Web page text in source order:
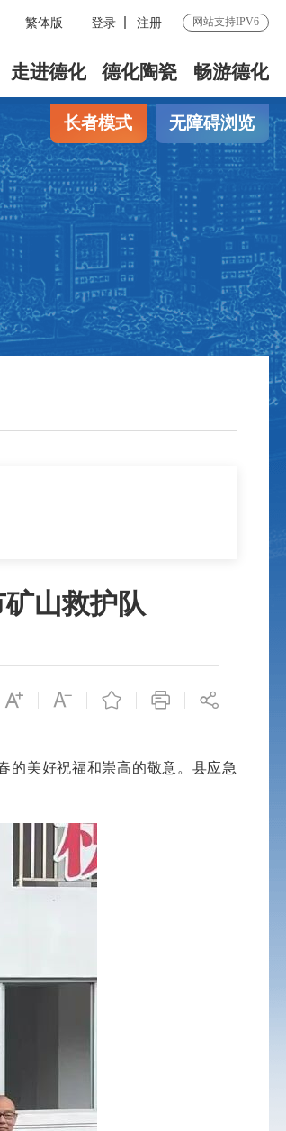
繁体版 登录 注册 网站支持IPV6
走进德化 德化陶瓷 畅游德化
长者模式 无障碍浏览
山救护队
的美好祝福和崇高的敬意。县应急